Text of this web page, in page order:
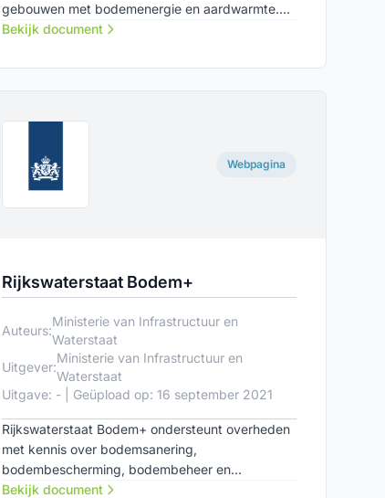
gebouwen met bodemenergie en aardwarmte.
Naast algemene informatie zijn er verschillende
beschikbaar.
Bekijk document
Webpagina
Rijkswaterstaat Bodem+
Auteurs:
Ministerie van Infrastructuur en
Waterstaat
Uitgever:
Ministerie van Infrastructuur en
Waterstaat
Uitgave: - | Geüpload op: 16 september 2021
Rijkswaterstaat Bodem+ ondersteunt overheden
met kennis over bodemsanering,
bodembescherming, bodembeheer en
bodemenergie voor een duurzaam gebruik van
Bekijk document